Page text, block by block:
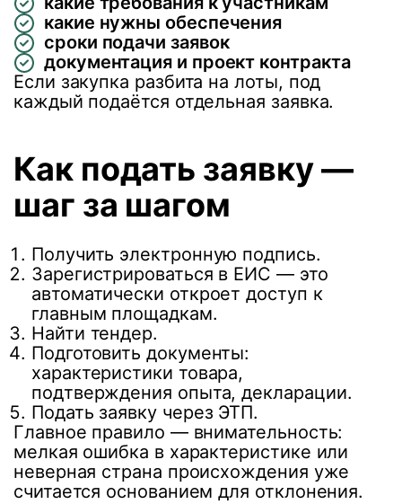
какие нужны обеспечения
сроки подачи заявок
документация и проект контракта
Если закупка разбита на лоты, под
каждый подаётся отдельная заявка.
Как подать заявку —
шаг за шагом
Получить электронную подпись.
Зарегистрироваться в ЕИС — это
автоматически откроет доступ к
главным площадкам.
Найти тендер.
Подготовить документы:
характеристики товара,
подтверждения опыта, декларации.
Подать заявку через ЭТП.
Главное правило — внимательность:
мелкая ошибка в характеристике или
неверная страна происхождения уже
считается основанием для отклонения.